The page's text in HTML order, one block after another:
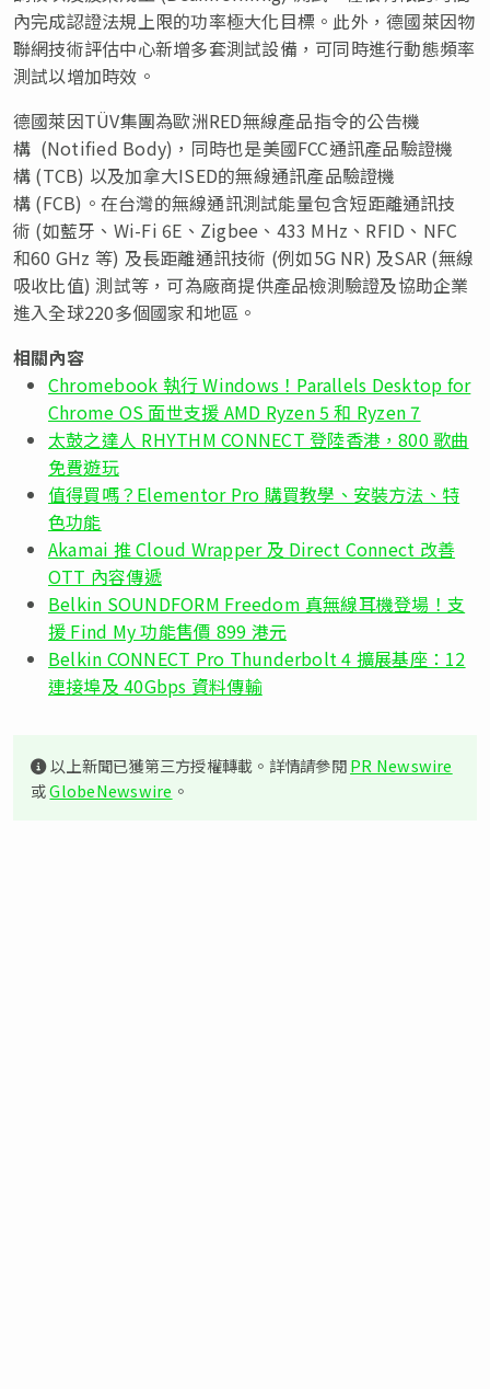
內完成認證法規上限的功率極大化目標。此外，德國萊因物
聯網技術評估中心新增多套測試設備，可同時進行動態頻率
測試以增加時效。
德國萊因TÜV集團為歐洲RED無線產品指令的公告機
構 (Notified Body)，同時也是美國FCC通訊產品驗證機
構 (TCB) 以及加拿大ISED的無線通訊產品驗證機
構 (FCB)。在台灣的無線通訊測試能量包含短距離通訊技
術 (如藍牙、Wi-Fi 6E、Zigbee、433 MHz、RFID、NFC
和60 GHz 等) 及長距離通訊技術 (例如5G NR) 及SAR (無線
吸收比值) 測試等，可為廠商提供產品檢測驗證及協助企業
進入全球220多個國家和地區。
相關內容
Chromebook 執行 Windows！Parallels Desktop for
Chrome OS 面世支援 AMD Ryzen 5 和 Ryzen 7
太鼓之達人 RHYTHM CONNECT 登陸香港，800 歌曲
免費遊玩
值得買嗎？Elementor Pro 購買教學、安裝方法、特
色功能
Akamai 推 Cloud Wrapper 及 Direct Connect 改善
OTT 內容傳遞
Belkin SOUNDFORM Freedom 真無線耳機登場！支
援 Find My 功能售價 899 港元
Belkin CONNECT Pro Thunderbolt 4 擴展基座：12
連接埠及 40Gbps 資料傳輸
以上新聞已獲第三方授權轉載。詳情請參閱PR Newswire
或GlobeNewswire 。